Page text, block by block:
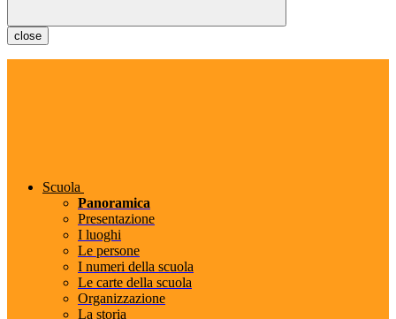
close
Scuola
Panoramica
Presentazione
I luoghi
Le persone
I numeri della scuola
Le carte della scuola
Organizzazione
La storia